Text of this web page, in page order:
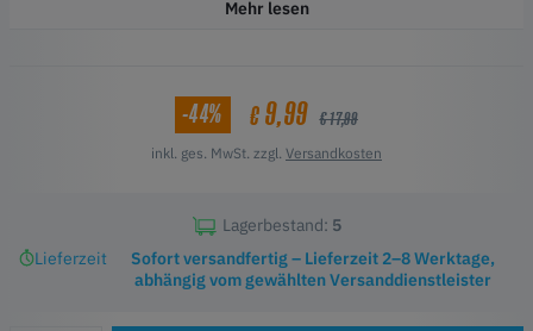
Mehr lesen
-44% €9,99 € 17,99
inkl. ges. MwSt. zzgl. Versandkosten
Lagerbestand: 5
Lieferzeit
Sofort versandfertig – Lieferzeit 2–8 Werktage,
abhängig vom gewählten Versanddienstleister